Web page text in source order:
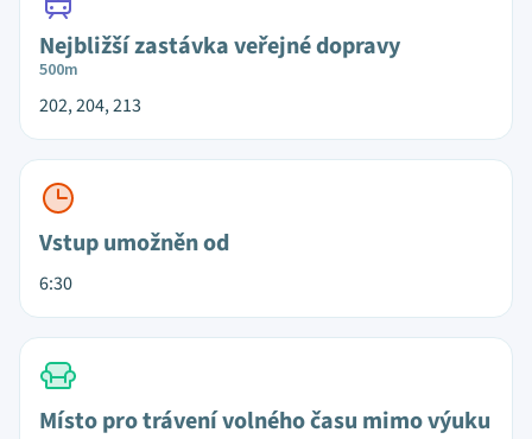
Nejbližší zastávka veřejné dopravy
500m
202, 204, 213
Vstup umožněn od
6:30
Místo pro trávení volného času mimo výuku